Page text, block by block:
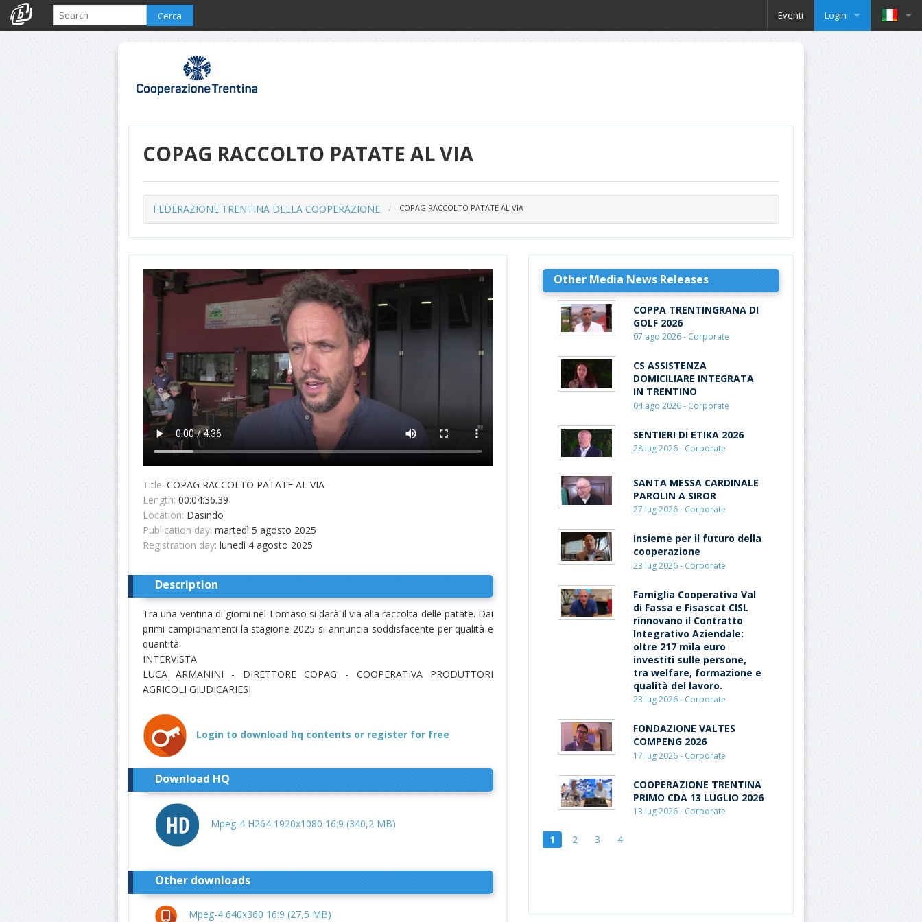
Cerca Eventi Login
COPAG RACCOLTO PATATE AL VIA
FEDERAZIONE TRENTINA DELLA COOPERAZIONE COPAG RACCOLTO PATATE AL VIA
Title: COPAG RACCOLTO PATATE AL VIA
Length: 00:04:36.39
Location: Dasindo
Publication day: martedì 5 agosto 2025
Registration day: lunedì 4 agosto 2025
Description
Tra una ventina di giorni nel Lomaso si darà il via alla raccolta delle patate. Dai
primi campionamenti la stagione 2025 si annuncia soddisfacente per qualità e
quantità.
INTERVISTA
LUCA ARMANINI - DIRETTORE COPAG - COOPERATIVA PRODUTTORI
AGRICOLI GIUDICARIESI
Login to download hq contents or register for free
Download HQ
Mpeg-4 H264 1920x1080 16:9 (340,2 MB)
Other downloads
Mpeg-4 640x360 16:9 (27,5 MB)
Other Media News Releases
COPPA TRENTINGRANA DI
GOLF 2026
07 ago 2026 - Corporate
CS ASSISTENZA
DOMICILIARE INTEGRATA
IN TRENTINO
04 ago 2026 - Corporate
SENTIERI DI ETIKA 2026
28 lug 2026 - Corporate
SANTA MESSA CARDINALE
PAROLIN A SIROR
27 lug 2026 - Corporate
Insieme per il futuro della
cooperazione
23 lug 2026 - Corporate
Famiglia Cooperativa Val
di Fassa e Fisascat CISL
rinnovano il Contratto
Integrativo Aziendale:
oltre 217 mila euro
investiti sulle persone,
tra welfare, formazione e
qualità del lavoro.
23 lug 2026 - Corporate
FONDAZIONE VALTES
COMPENG 2026
17 lug 2026 - Corporate
COOPERAZIONE TRENTINA
PRIMO CDA 13 LUGLIO 2026
13 lug 2026 - Corporate
1 2 3 4